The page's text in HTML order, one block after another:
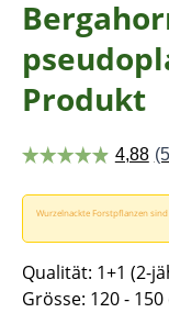
Produkt
Wurzelnackte Forstpflanzen
Qualität: 1+1 (2-
Grösse: 120 - 150